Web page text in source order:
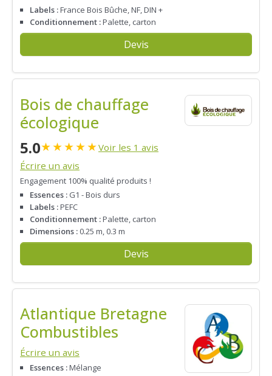
Labels :France Bois Bûche, NF, DIN +
Conditionnement :Palette, carton
Devis
Bois de chauffage
écologique
5.0★★★★★Voir les 1 avis
Écrire un avis
Engagement 100% qualité produits !
Essences : G1 - Bois durs
Labels :PEFC
Conditionnement :Palette, carton
Dimensions : 0.25 m, 0.3 m
Devis
Atlantique Bretagne
Combustibles
Écrire un avis
Essences :Mélange